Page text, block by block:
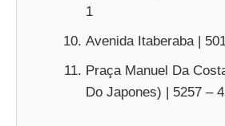
1
Avenida Itaberaba |
Praça Manuel Da
Do Japones) | 5257 –